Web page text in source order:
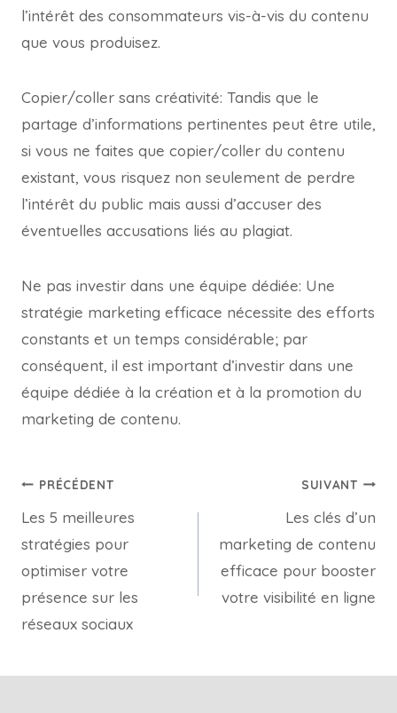
l’intérêt des consommateurs vis-à-vis du contenu
que vous produisez.
Copier/coller sans créativité: Tandis que le
partage d’informations pertinentes peut être utile,
si vous ne faites que copier/coller du contenu
existant, vous risquez non seulement de perdre
l’intérêt du public mais aussi d’accuser des
éventuelles accusations liés au plagiat.
Ne pas investir dans une équipe dédiée: Une
stratégie marketing efficace nécessite des efforts
constants et un temps considérable; par
conséquent, il est important d’investir dans une
équipe dédiée à la création et à la promotion du
marketing de contenu.
PRÉCÉDENT
Les 5 meilleures
stratégies pour
optimiser votre
présence sur les
réseaux sociaux
SUIVANT
Les clés d’un
marketing de contenu
efficace pour booster
votre visibilité en ligne